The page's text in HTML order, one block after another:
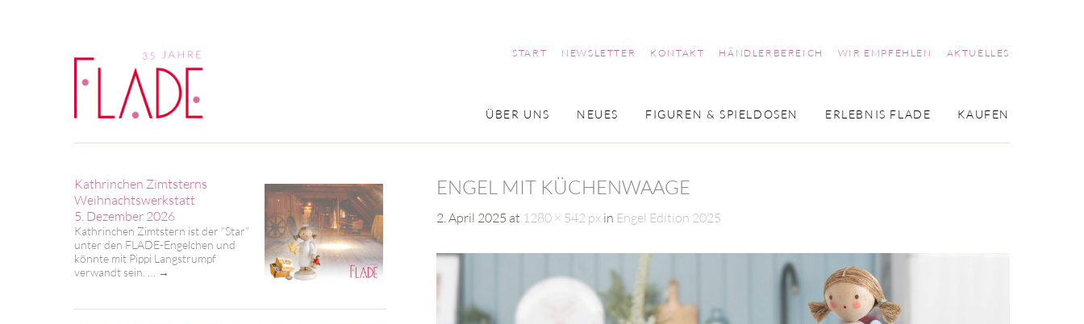
ÜBER UNS NEUES FIGUREN & SPIELDOSEN ERLEBNIS FLADE KAUFEN
START NEWSLETTER KONTAKT HÄNDLERBEREICH WIR EMPFEHLEN AKTUELLES
ENGEL MIT KÜCHENWAAGE
2. April 2025 at 1280 × 542 px in Engel Edition 2025
Kathrinchen Zimtsterns
Weihnachtswerkstatt
5. Dezember 2026
Kathrinchen Zimtstern ist der “Star”
unter den FLADE-Engelchen und
könnte mit Pippi Langstrumpf
verwandt sein. …
→